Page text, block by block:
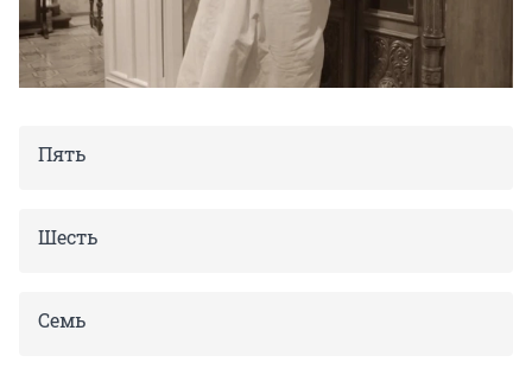
Пять
Шесть
Семь